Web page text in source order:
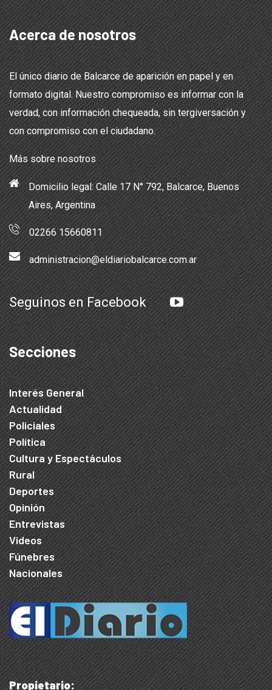
Acerca de nosotros
El único diario de Balcarce de aparición en papel y en
formato digital. Nuestro compromiso es informar con la
verdad, con información chequeada, sin tergiversación y
con compromiso con el ciudadano.
Más sobre nosotros
Domicilio legal: Calle 17 N° 792, Balcarce, Buenos
Aires, Argentina
02266 15660811
administracion@eldiariobalcarce.com.ar
Seguinos en Facebook
Secciones
Interés General
Actualidad
Policiales
Política
Cultura y Espectáculos
Rural
Deportes
Opinión
Entrevistas
Videos
Fúnebres
Nacionales
Propietario: